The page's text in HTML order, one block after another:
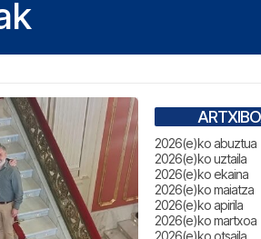
2026(e)ko abuztua
2026(e)ko uztaila
2026(e)ko ekaina
2026(e)ko maiatza
2026(e)ko apirila
2026(e)ko martxoa